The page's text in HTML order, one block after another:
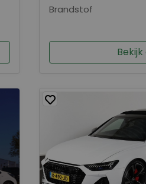
Brandstof